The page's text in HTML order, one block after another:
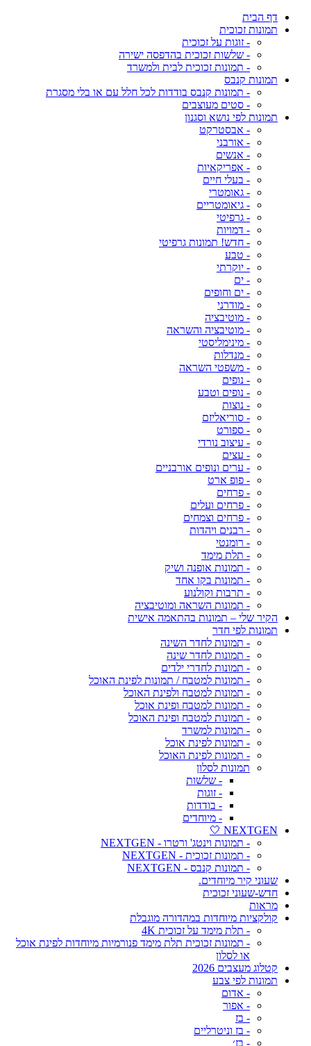
דף הבית
תמונות זכוכית
- זוגות על זכוכית
- שלשות זכוכית בהדפסה ישירה
- תמונות זכוכית לבית ולמשרד
תמונות קנבס
- תמונות קנבס בודדות לכל חלל עם או בלי מסגרת
- סטים מעוצבים
תמונות לפי נושא וסגנון
- אבסטרקט
- אורבני
- אנשים
- אפריקאיות
- בעלי חיים
- גאומטרי
- גיאומטריים
- גרפיטי
- דמויות
- חדש! תמונות גרפיטי
- טבע
- יוקרתי
- ים
- ים וחופים
- מודרני
- מוטיבציה
- מוטיבציה והשראה
- מינימליסטי
- מנדלות
- משפטי השראה
- נופים
- נופים וטבע
- נוצות
- סוריאליזם
- ספורט
- עיצוב נורדי
- עצים
- ערים ונופים אורבניים
- פופ ארט
- פרחים
- פרחים ועלים
- פרחים וצמחים
- רבנים ויהדות
- רומנטי
- תלת מימד
- תמונות אופנה ושיק
- תמונות בקו אחד
- תרבות וקולנוע
- תמונות השראה ומוטיבציה
הקיר שלי – תמונות בהתאמה אישית
תמונות לפי חדר
- תמונות לחדר השינה
- תמונות לחדר שינה
- תמונות לחדרי ילדים
- תמונות למטבח / תמונות לפינת האוכל
- תמונות למטבח ולפינת האוכל
- תמונות למטבח ופינת אוכל
- תמונות למטבח ופינת האוכל
- תמונות למשרד
- תמונות לפינת אוכל
- תמונות לפינת האוכל
תמונות לסלון
- שלשות
- זוגות
- בודדות
- מיוחדים
NEXTGEN 🤍
- תמונות וינטג' ורטרו - NEXTGEN
- תמונות זכוכית - NEXTGEN
- תמונות קנבס - NEXTGEN
שעוני קיר מיוחדים.
חדש-שעוני זכוכית
מראות
קולקציות מיוחדות במהדורה מוגבלת
- תלת מימד על זכוכית 4K
- תמונות זכוכית תלת מימד פנורמיות מיוחדות לפינת אוכל
או לסלון
קטלוג מעצבים 2026
תמונות לפי צבע
- אדום
- אפור
- בז
- בז וניטרליים
- בז׳